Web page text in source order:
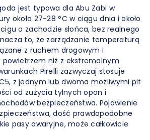
jest typowa dla Abu Zabi w
około 27-28 °C w ciągu dnia i około
o zachodzie słońca, bez realnego
to, że zarządzanie temperaturą
z ruchem drogowym i
powietrzem niż z ekstremalnym
Pirelli zazwyczaj stosuje
z jednym lub dwoma możliwymi pit
od zużycia tylnych opon i
bezpieczeństwa. Pojawienie
dość prawdopodobne
pasy awaryjne, może całkowicie